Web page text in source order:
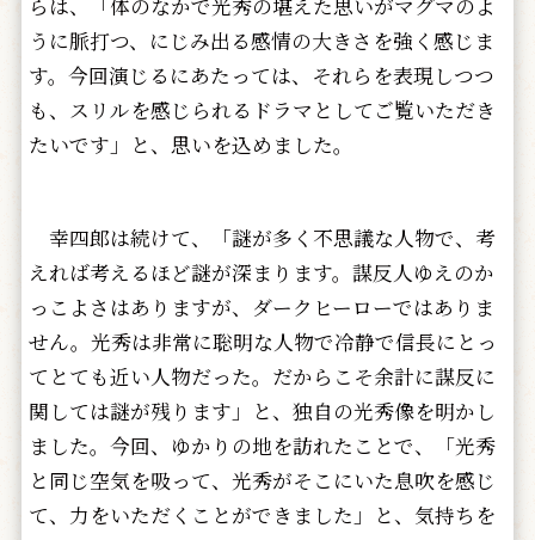
らは、「体のなかで光秀の堪えた思いがマグマのよ
うに脈打つ、にじみ出る感情の大きさを強く感じま
す。今回演じるにあたっては、それらを表現しつつ
も、スリルを感じられるドラマとしてご覧いただき
たいです」と、思いを込めました。
幸四郎は続けて、「謎が多く不思議な人物で、考
えれば考えるほど謎が深まります。謀反人ゆえのか
っこよさはありますが、ダークヒーローではありま
せん。光秀は非常に聡明な人物で冷静で信長にとっ
てとても近い人物だった。だからこそ余計に謀反に
関しては謎が残ります」と、独自の光秀像を明かし
ました。今回、ゆかりの地を訪れたことで、「光秀
と同じ空気を吸って、光秀がそこにいた息吹を感じ
て、力をいただくことができました」と、気持ちを